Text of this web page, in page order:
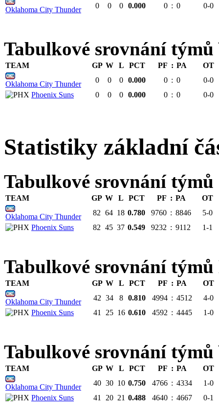
Oklahoma City Thunder 0 0 0 0.000 0 : 0 0-0
Tabulkové srovnání
TEAM GP W L PCT PF : PA OT
Oklahoma City Thunder 0 0 0 0.000 0 : 0
0-0
Phoenix Suns
0 0 0 0.000 0 : 0 0-0
Statistiky základní
Tabulkové srovnání týmů
TEAM GP W L PCT PF : PA OT
Oklahoma City Thunder 82 64 18 0.780 9760 : 8846
5-0
Phoenix Suns
82 45 37 0.549 9232 : 9112 1-1
Tabulkové srovnání
TEAM GP W L PCT PF : PA OT
Oklahoma City Thunder 42 34 8 0.810 4994 : 4512
4-0
Phoenix Suns
41 25 16 0.610 4592 : 4445 1-0
Tabulkové srovnání
TEAM GP W L PCT PF : PA OT
Oklahoma City Thunder 40 30 10 0.750 4766 : 4334
1-0
Phoenix Suns
41 20 21 0.488 4640 : 4667 0-1